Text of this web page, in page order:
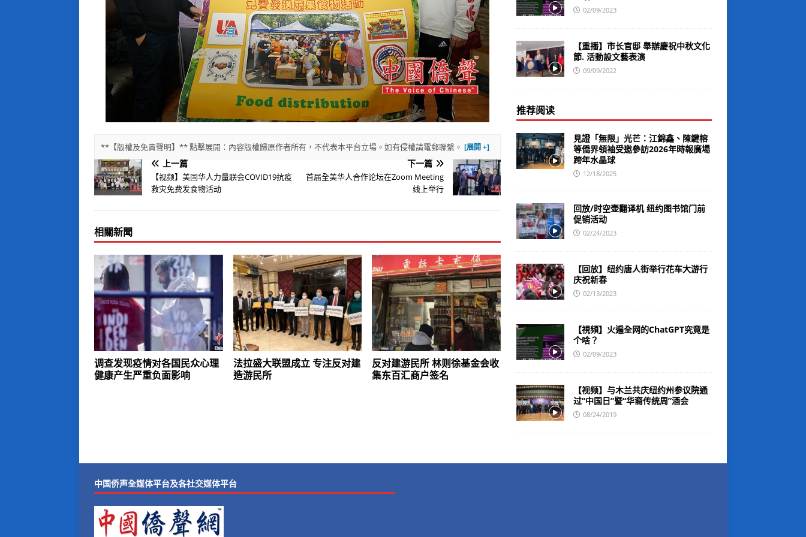
**【版權及免責聲明】** 點擊展開：內容版權歸原作者所有，不代表本平台立場。如有侵權請電郵聯繫。
上一篇
【视频】美国华人力量联会COVID19抗疫
救灾免费发食物活动
下一篇
首届全美华人合作论坛在Zoom Meeting
线上举行
相關新聞
调查发现疫情对各国民众心理
健康产生严重负面影响
法拉盛大联盟成立 专注反对建
造游民所
反对建游民所 林则徐基金会收
集东百汇商户签名
02/09/2023
【重播】市长官邸 舉辦慶祝中秋文化
節. 活動設文藝表演
09/09/2022
推荐阅读
見證「無限」光芒：江錦鑫、陳鍵榕
等僑界領袖受邀參訪2026年時報廣場
跨年水晶球
12/18/2025
回放/时空壶翻译机 纽约图书馆门前
促销活动
02/24/2023
【回放】纽约唐人街举行花车大游行
庆祝新春
02/13/2023
【視頻】火遍全网的ChatGPT究竟是
个啥？
02/09/2023
【视频】与木兰共庆纽约州参议院通
过“中国日”暨“华裔传统周”酒会
08/24/2019
中国侨声全媒体平台及各社交媒体平台